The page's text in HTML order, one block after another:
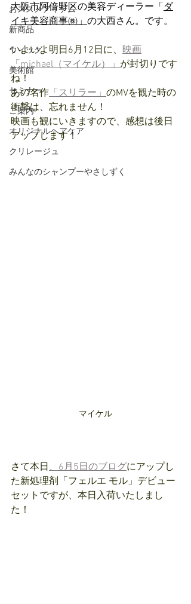
おススメアイテム
新商品
ウィッグ
美術館
セミナー
ご案内
オリジナルヘアケア
クリレージュ
みんなのシャンプーやさしずく
大阪市阿倍野区の美容ディーラー「 ダ
イキ美容商事㈱」の大西さん。です。
いよいよ明日6月12日に、 映画
「michael（マイケル）」が封切りです
ね！
あの名作「スリラー」のMVを観た時の
衝撃は、忘れません！
映画も観にいきますので、感想は後日
アップします！
マイケル
さて本日 、6月5日のブログにアップし
た新処理剤「フェルエ モル」デビュー
セットですが、本日入荷いたしまし
た！